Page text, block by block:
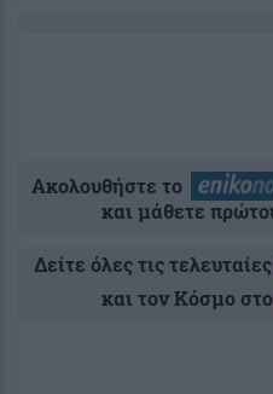
Ακολουθήστε το
και μάθετε
Δείτε όλες τις τελευταίες
και τον Κόσμο στο